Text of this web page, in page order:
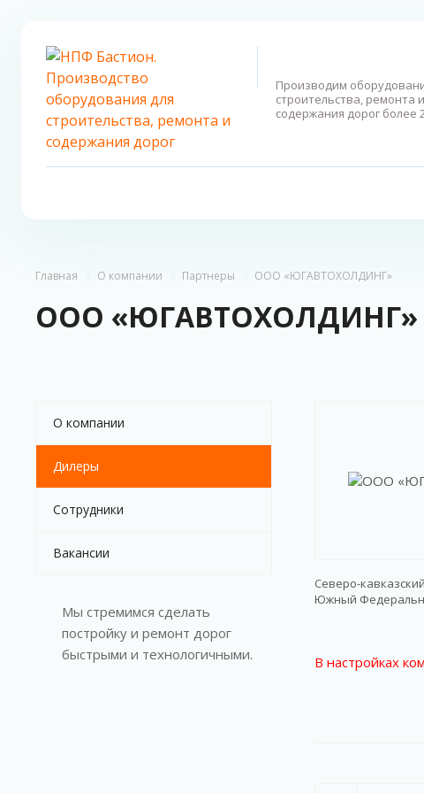
Производим
строительства, ремонта и
содержания дорог более
Главная О компании Партнеры ООО «ЮГАВТОХОЛДИНГ»
ООО «ЮГАВТОХОЛДИНГ»
Северо-
Южный
В настройках
О компании
Дилеры
Сотрудники
Вакансии
Мы стремимся сделать
постройку и ремонт дорог
быстрыми и технологичными.